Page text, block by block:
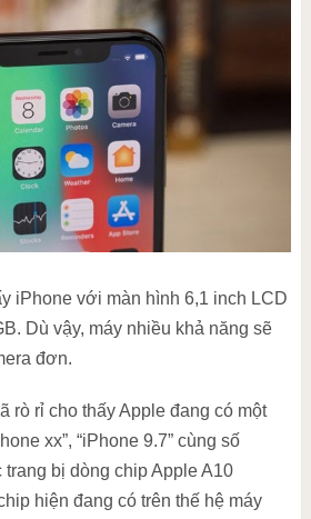
iPhone với màn hình 6,1 inch LCD
Dù vậy, máy nhiều khả năng sẽ
đơn.
rò rỉ cho thấy Apple đang có một
xx”, “iPhone 9.7” cùng số
bị dòng chip Apple A10
hiện đang có trên thế hệ máy